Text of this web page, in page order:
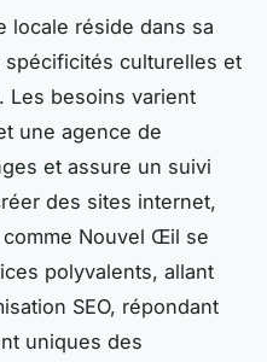
locale réside dans sa
culturelles et
Les besoins varient
une agence de
et assure un suivi
des sites internet,
Nouvel Œil se
polyvalents, allant
SEO, répondant
uniques des